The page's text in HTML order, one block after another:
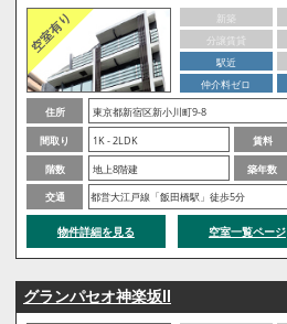
新築
分譲賃貸
駅近
仲介料ゼロ
住所
東京都新宿区新小川町9-8
間取り
1K - 2LDK 賃料
階数
地上8階建 築年数
交通
都営大江戸線「飯田橋駅」徒歩5分
物件詳細を見る 空室一覧ページ
グランパセオ神楽坂Ⅱ